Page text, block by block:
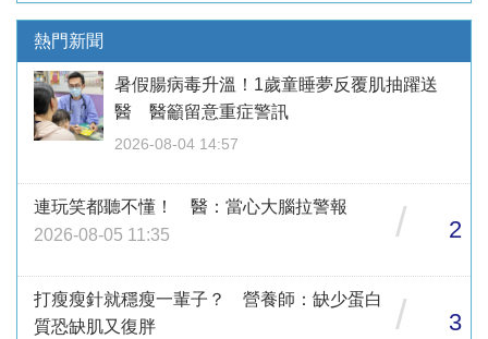
熱門新聞
暑假腸病毒升溫！1歲童睡夢反覆肌抽躍送
醫 醫籲留意重症警訊
2026-08-04 14:57
連玩笑都聽不懂！ 醫：當心大腦拉警報
2026-08-05 11:35
/ 2
打瘦瘦針就穩瘦一輩子？ 營養師：缺少蛋白
質恐缺肌又復胖
/ 3